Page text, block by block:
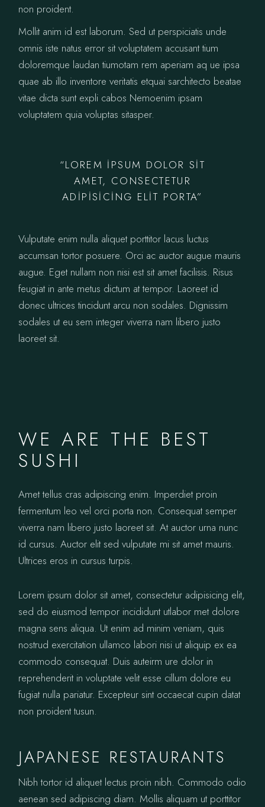
non proident.
Mollit anim id est laborum. Sed ut perspiciatis unde
omnis iste natus error sit voluptatem accusant tium
doloremque laudan tiumotam rem aperiam aq ue ipsa
quae ab illo inventore veritatis etquai sarchitecto beatae
vitae dicta sunt expli cabos Nemoenim ipsam
voluptatem quia voluptas sitasper.
“LOREM IPSUM DOLOR SIT
AMET, CONSECTETUR
ADIPISICING ELIT PORTA”
Vulputate enim nulla aliquet porttitor lacus luctus
accumsan tortor posuere. Orci ac auctor augue mauris
augue. Eget nullam non nisi est sit amet facilisis. Risus
feugiat in ante metus dictum at tempor. Laoreet id
donec ultrices tincidunt arcu non sodales. Dignissim
sodales ut eu sem integer viverra nam libero justo
laoreet sit.
WE ARE THE BEST
SUSHI
Amet tellus cras adipiscing enim. Imperdiet proin
fermentum leo vel orci porta non. Consequat semper
viverra nam libero justo laoreet sit. At auctor urna nunc
id cursus. Auctor elit sed vulputate mi sit amet mauris.
Ultrices eros in cursus turpis.
Lorem ipsum dolor sit amet, consectetur adipisicing elit,
sed do eiusmod tempor incididunt utlabor met dolore
magna sens aliqua. Ut enim ad minim veniam, quis
nostrud exercitation ullamco labori nisi ut aliquip ex ea
commodo consequat. Duis auteirm ure dolor in
reprehenderit in voluptate velit esse cillum dolore eu
fugiat nulla pariatur. Excepteur sint occaecat cupin datat
non proident tusun.
JAPANESE RESTAURANTS
Nibh tortor id aliquet lectus proin nibh. Commodo odio
aenean sed adipiscing diam. Mollis aliquam ut porttitor